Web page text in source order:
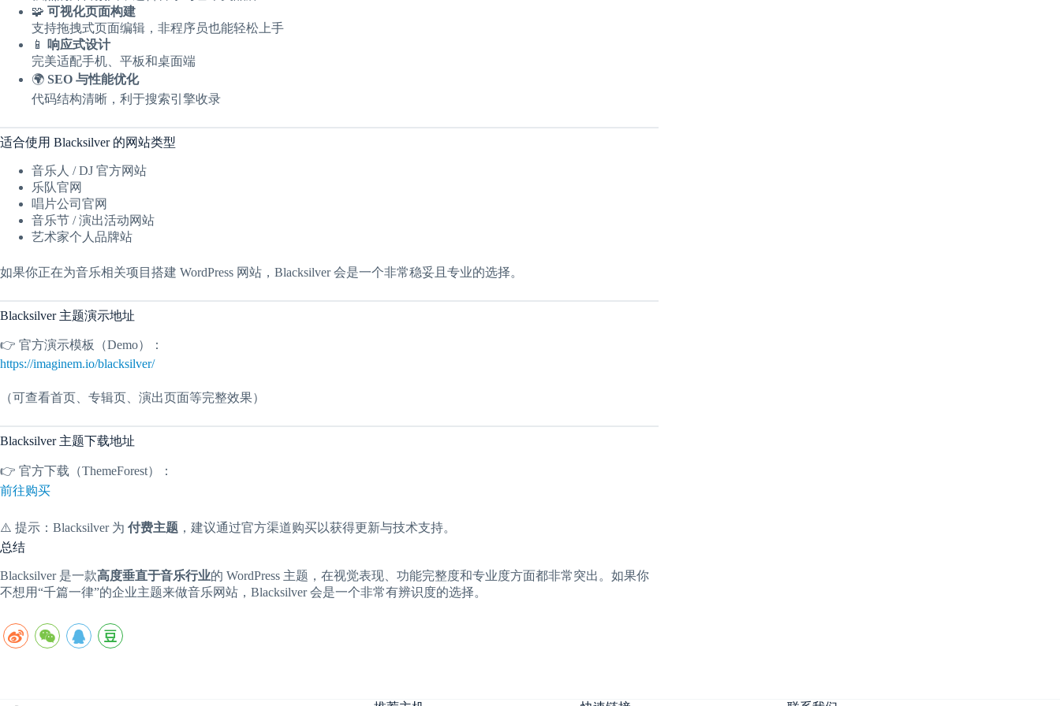
🧩 可视化页面构建
支持拖拽式页面编辑，非程序员也能轻松上手
📱
响应式设计
完美适配手机、平板和桌面端
🌍 SEO 与性能优化
代码结构清晰，利于搜索引擎收录
适合使用 Blacksilver 的网站类型
音乐人 / DJ 官方网站
乐队官网
唱片公司官网
音乐节 / 演出活动网站
艺术家个人品牌站
如果你正在为音乐相关项目搭建 WordPress 网站，Blacksilver 会是一个非常稳妥且专业的选择。
Blacksilver 主题演示地址
👉 官方演示模板（Demo）：
https://imaginem.io/blacksilver/
（可查看首页、专辑页、演出页面等完整效果）
Blacksilver 主题下载地址
👉 官方下载（ThemeForest）：
前往购买
⚠️ 提示：Blacksilver 为 付费主题 ，建议通过官方渠道购买以获得更新与技术支持。
总结
Blacksilver 是一款高度垂直于音乐行业的 WordPress 主题，在视觉表现、功能完整度和专业度方面都非常突出。如果你
不想用“千篇一律”的企业主题来做音乐网站，Blacksilver 会是一个非常有辨识度的选择。